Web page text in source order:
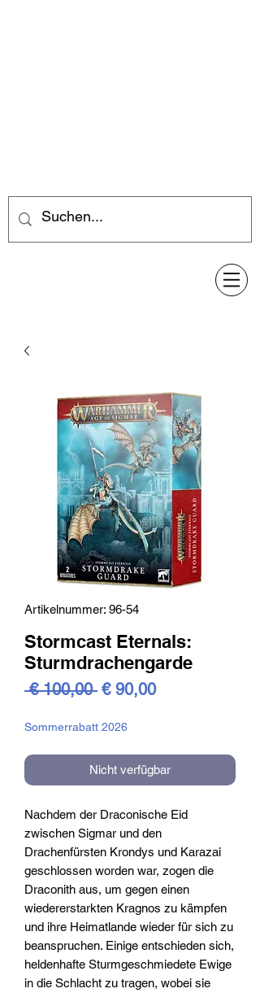
Artikelnummer: 96-54
Stormcast Eternals:
Sturmdrachengarde
€ 100,00 Standardpreis
€ 90,00Sale-
Sommerrabatt 2026
Nicht verfügbar
Nachdem der Draconische Eid
zwischen Sigmar und den
Drachenfürsten Krondys und Karazai
geschlossen worden war, zogen die
Draconith aus, um gegen einen
wiedererstarkten Kragnos zu kämpfen
und ihre Heimatlande wieder für sich zu
beanspruchen. Einige entschieden sich,
heldenhafte Sturmgeschmiedete Ewige
in die Schlacht zu tragen, wobei sie